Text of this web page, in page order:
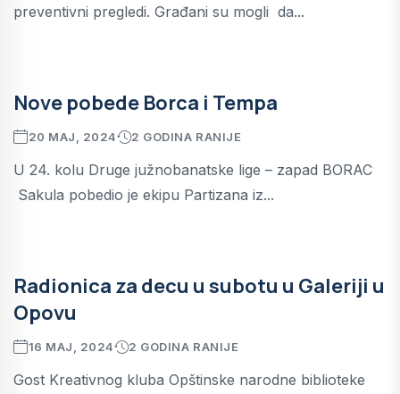
preventivni pregledi. Građani su mogli da...
Nove pobede Borca i Tempa
20 MAJ, 2024 2 GODINA RANIJE
U 24. kolu Druge južnobanatske lige – zapad BORAC
Sakula pobedio je ekipu Partizana iz...
Radionica za decu u subotu u Galeriji u
Opovu
16 MAJ, 2024 2 GODINA RANIJE
Gost Kreativnog kluba Opštinske narodne biblioteke